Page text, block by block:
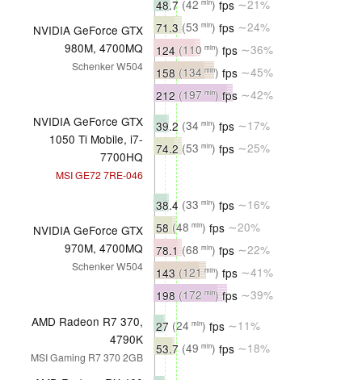
NVIDIA GeForce GTX
980M, 4700MQ
Schenker W504
48.7 (42 min) fps ∼21%
71.3(53 min) fps ∼24%
124 (110 min) fps ∼36%
158 (134 min) fps ∼45%
212 (197 min) fps ∼42%
NVIDIA GeForce GTX
1050 Ti Mobile, i7-
7700HQ
MSI GE72 7RE-046
39.2 (34 min) fps ∼17%
74.2(53 min) fps ∼25%
NVIDIA GeForce GTX
970M, 4700MQ
Schenker W504
38.4 (33 min) fps ∼16%
58 (48 min) fps ∼20%
78.1 (68 min) fps ∼22%
143 (121 min) fps ∼41%
198 (172 min)fps ∼39%
AMD Radeon R7 370,
4790K
MSI Gaming R7 370 2GB
27 (24 min) fps ∼11%
53.7 (49 min) fps ∼18%